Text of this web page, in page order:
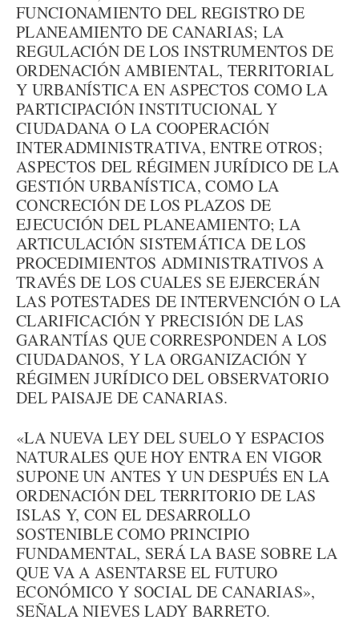
FUNCIONAMIENTO DEL REGISTRO DE
PLANEAMIENTO DE CANARIAS; LA
REGULACIÓN DE LOS INSTRUMENTOS DE
ORDENACIÓN AMBIENTAL, TERRITORIAL
Y URBANÍSTICA EN ASPECTOS COMO LA
PARTICIPACIÓN INSTITUCIONAL Y
CIUDADANA O LA COOPERACIÓN
INTERADMINISTRATIVA, ENTRE OTROS;
ASPECTOS DEL RÉGIMEN JURÍDICO DE LA
GESTIÓN URBANÍSTICA, COMO LA
CONCRECIÓN DE LOS PLAZOS DE
EJECUCIÓN DEL PLANEAMIENTO; LA
ARTICULACIÓN SISTEMÁTICA DE LOS
PROCEDIMIENTOS ADMINISTRATIVOS A
TRAVÉS DE LOS CUALES SE EJERCERÁN
LAS POTESTADES DE INTERVENCIÓN O LA
CLARIFICACIÓN Y PRECISIÓN DE LAS
GARANTÍAS QUE CORRESPONDEN A LOS
CIUDADANOS, Y LA ORGANIZACIÓN Y
RÉGIMEN JURÍDICO DEL OBSERVATORIO
DEL PAISAJE DE CANARIAS.
«LA NUEVA LEY DEL SUELO Y ESPACIOS
NATURALES QUE HOY ENTRA EN VIGOR
SUPONE UN ANTES Y UN DESPUÉS EN LA
ORDENACIÓN DEL TERRITORIO DE LAS
ISLAS Y, CON EL DESARROLLO
SOSTENIBLE COMO PRINCIPIO
FUNDAMENTAL, SERÁ LA BASE SOBRE LA
QUE VA A ASENTARSE EL FUTURO
ECONÓMICO Y SOCIAL DE CANARIAS»,
SEÑALA NIEVES LADY BARRETO.